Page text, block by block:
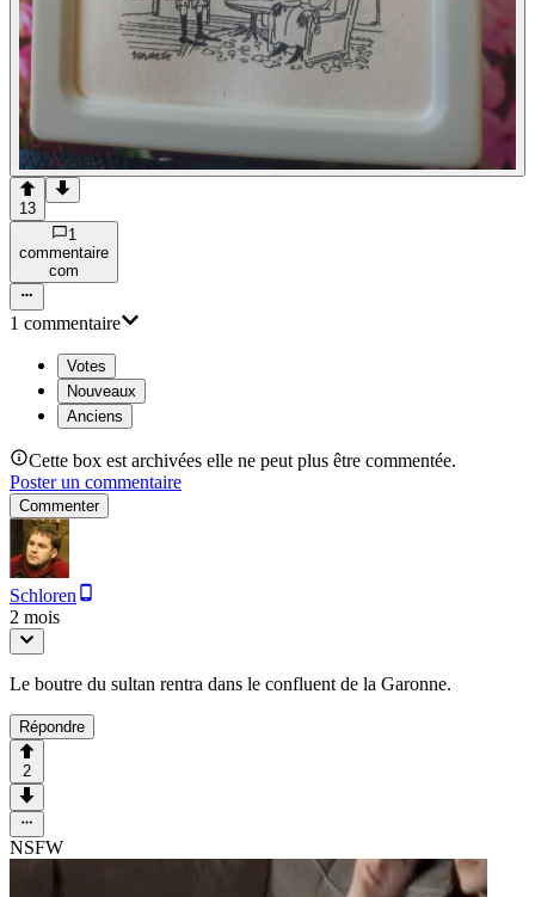
13
1
commentaire
com
1 commentaire
Votes
Nouveaux
Anciens
Cette box est archivées elle ne peut plus être commentée.
Poster un commentaire
Commenter
Schloren
2 mois
Le boutre du sultan rentra dans le confluent de la Garonne.
Répondre
2
NSFW